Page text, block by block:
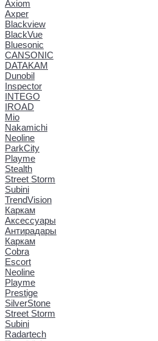
Axiom
Axper
Blackview
BlackVue
Bluesonic
CANSONIC
DATAKAM
Dunobil
Inspector
INTEGO
IROAD
Mio
Nakamichi
Neoline
ParkCity
Playme
Stealth
Street Storm
Subini
TrendVision
Каркам
Аксессуары
Антирадары
Каркам
Cobra
Escort
Neoline
Playme
Prestige
SilverStone
Street Storm
Subini
Radartech